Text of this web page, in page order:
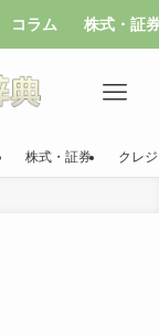
コラム 株式・証
株式・証券 クレ